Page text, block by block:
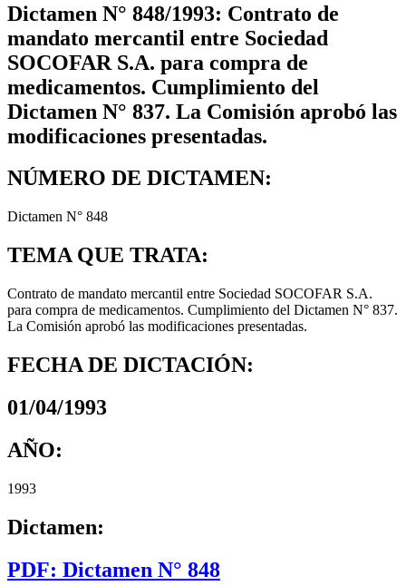
Dictamen N° 848/1993: Contrato de
mandato mercantil entre Sociedad
SOCOFAR S.A. para compra de
medicamentos. Cumplimiento del
Dictamen N° 837. La Comisión aprobó las
modificaciones presentadas.
NÚMERO DE DICTAMEN:
Dictamen N° 848
TEMA QUE TRATA:
Contrato de mandato mercantil entre Sociedad SOCOFAR S.A.
para compra de medicamentos. Cumplimiento del Dictamen N° 837.
La Comisión aprobó las modificaciones presentadas.
FECHA DE DICTACIÓN:
01/04/1993
AÑO:
1993
Dictamen:
PDF: Dictamen N° 848